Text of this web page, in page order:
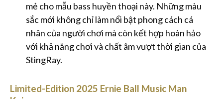
mẻ cho mẫu bass huyền thoại này. Những màu
sắc mới không chỉ làm nổi bật phong cách cá
nhân của người chơi mà còn kết hợp hoàn hảo
với khả năng chơi và chất âm vượt thời gian của
StingRay.
Limited-Edition 2025 Ernie Ball Music Man